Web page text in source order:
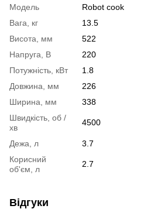
Модель
Robot cook
Вага, кг
13.5
Висота, мм
522
Напруга, В
220
Потужність, кВт
1.8
Довжина, мм
226
Ширина, мм
338
Швидкість, об /
хв
4500
Дежа, л
3.7
Корисний
об'єм, л
2.7
Відгуки